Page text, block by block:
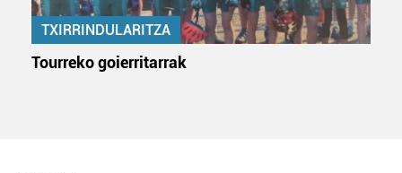
produktuak garatzeko. Zure datuak nork eta zertarako
erabiltzen dituen hauta dezakezu.
Bazkide batzuek ez dizute baimenik eskatzen, eta beren
TXIRRINDULARITZA
Tourreko goierritarrak